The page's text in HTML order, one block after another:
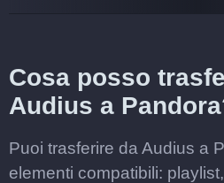
Cosa posso
Audius a
Puoi trasferire da Audius a
elementi compatibili: